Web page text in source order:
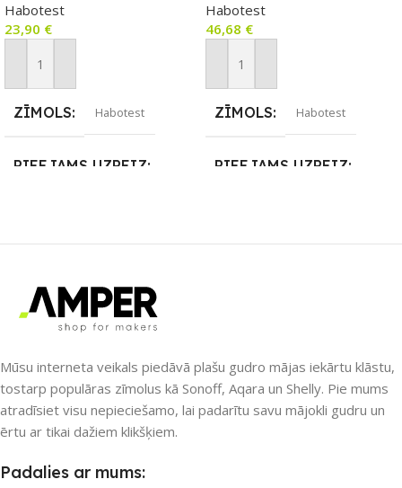
NCV, True RMS
Habotest
23,90 €
Pievienot Grozam
ZĪMOLS Habotest
PIEEJAMS UZREIZ
Habotest
46,68 €
Pievienot Grozam
ZĪMOLS Habotest
PIEEJAMS UZREIZ
Mūsu interneta veikals piedāvā plašu gudro mājas iekārtu klāstu,
tostarp populāras zīmolus kā Sonoff, Aqara un Shelly. Pie mums
atradīsiet visu nepieciešamo, lai padarītu savu mājokli gudru un
ērtu ar tikai dažiem klikšķiem.
Padalies ar mums: